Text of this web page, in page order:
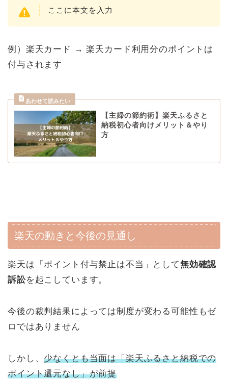
ここに本文を入力
例）楽天カード → 楽天カード利用分のポイントは
付与されます
【主婦の節約術】楽天ふるさと
納税初心者向けメリット＆やり
方
楽天の動きと今後の見通し
楽天は「ポイント付与禁止は不当」として無効確認
訴訟を起こしています。
今後の裁判結果によっては制度が変わる可能性もゼ
ロではありません
しかし、少なくとも当面は「楽天ふるさと納税での
ポイント還元なし」が前提